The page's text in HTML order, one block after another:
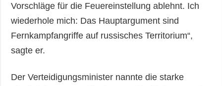
Vorschläge für die Feuereinstellung ablehnt. Ich
wiederhole mich: Das Hauptargument sind
Fernkampfangriffe auf russisches Territorium“,
sagte er.
Der Verteidigungsminister nannte die starke